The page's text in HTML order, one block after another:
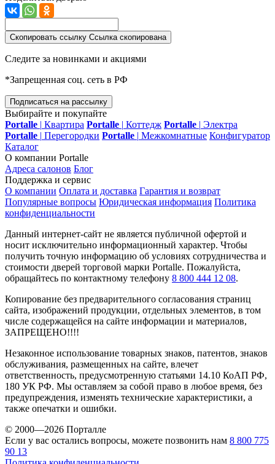
Скопировать ссылку Ссылка скопирована
Следите за новинками и акциями
*Запрещенная соц. сеть в РФ
Подписаться на рассылку
Выбирайте и покупайте
Portalle | Квартира Portalle | Коттедж Portalle | Электра
Portalle | Перегородки Portalle | Межкомнатные Конфигуратор
Каталог
О компании Portalle
Адреса салонов Блог
Поддержка и сервис
О компании Оплата и доставка Гарантия и возврат
Популярные вопросы Юридическая информация Политика
конфиденциальности
Данный интернет-сайт не является публичной офертой и
носит исключительно информационный характер. Чтобы
получить точную информацию об условиях сотрудничества и
стоимости дверей торговой марки Portalle. Пожалуйста,
обращайтесь по контактному телефону 8 800 444 12 08.
Копирование без предварительного согласования страниц
сайта, изображений продукции, отдельных элементов, в том
числе содержащейся на сайте информации и материалов,
ЗАПРЕЩЕНО!!!!
Незаконное использование товарных знаков, патентов, знаков
обслуживания, размещенных на сайте, влечет
ответственность, предусмотренную статьями 14.10 КоАП РФ,
180 УК РФ. Мы оставляем за собой право в любое время, без
предупреждения, изменять технические характеристики, а
также опечатки и ошибки.
© 2000—2026 Порталле
Если у вас остались вопросы, можете позвонить нам 8 800 775
90 13